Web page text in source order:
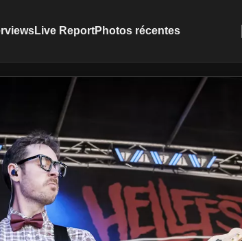
Live ReportPhotos récentes